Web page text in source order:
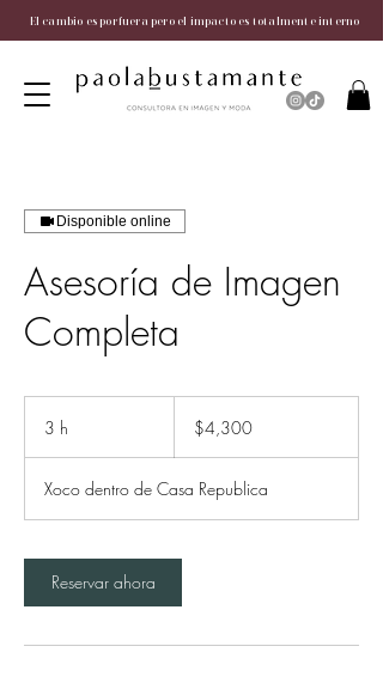
El cambio es por fuera pero el impacto es totalmente interno
Disponible online
Asesoría de Imagen
Completa
3 h
mexicanos
$4,300
Xoco dentro de Casa Republica
Reservar ahora